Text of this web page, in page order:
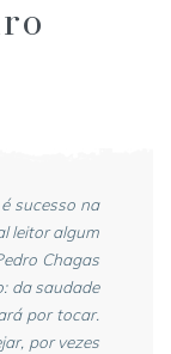
sucesso na
leitor algum
Chagas
da saudade
por tocar.
por vezes